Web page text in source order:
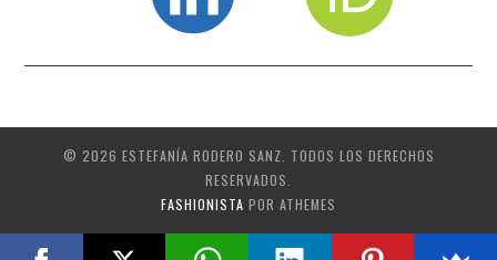
© 2026 ESTEFANÍA RODERO SANZ. TODOS LOS DERECHOS
RESERVADOS.
FASHIONISTA POR ATHEMES